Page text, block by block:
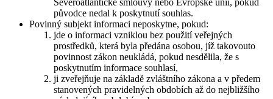
Severoatlantické smlouvy nebo Evropské unii, pokud
původce nedal k poskytnutí souhlas.
Povinný subjekt informaci neposkytne, pokud:
jde o informaci vzniklou bez použití veřejných
prostředků, která byla předána osobou, jíž takovouto
povinnost zákon neukládá, pokud nesdělila, že s
poskytnutím informace souhlasí,
ji zveřejňuje na základě zvláštního zákona a v předem
stanovených pravidelných obdobích až do nejbližšího